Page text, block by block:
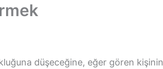
düşeceğine, eğer gören kişinin